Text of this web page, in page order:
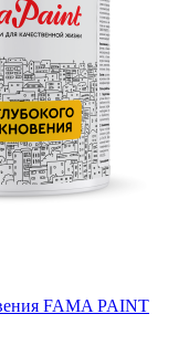
FAMA PAINT